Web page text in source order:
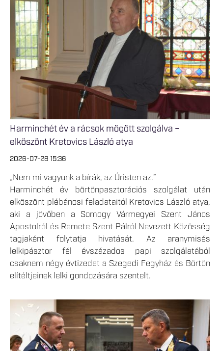
Harminchét év a rácsok mögött szolgálva –
elköszönt Kretovics László atya
2026-07-28 15:36
„Nem mi vagyunk a bírák, az Úristen az.”
Harminchét év börtönpasztorációs szolgálat után
elköszönt plébánosi feladataitól Kretovics László atya,
aki a jövőben a Somogy Vármegyei Szent János
Apostolról és Remete Szent Pálról Nevezett Közösség
tagjaként folytatja hivatását. Az aranymisés
lelkipásztor fél évszázados papi szolgálatából
csaknem négy évtizedet a Szegedi Fegyház és Börtön
elítéltjeinek lelki gondozására szentelt.